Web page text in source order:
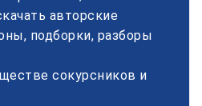
авторские
подборки, разборы
сокурсников и